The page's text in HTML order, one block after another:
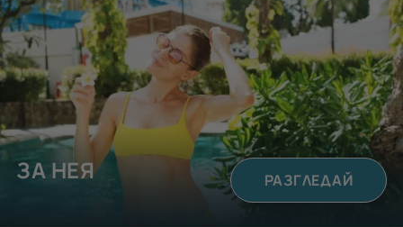
ЗА НЕЯ РАЗГЛЕДАЙ